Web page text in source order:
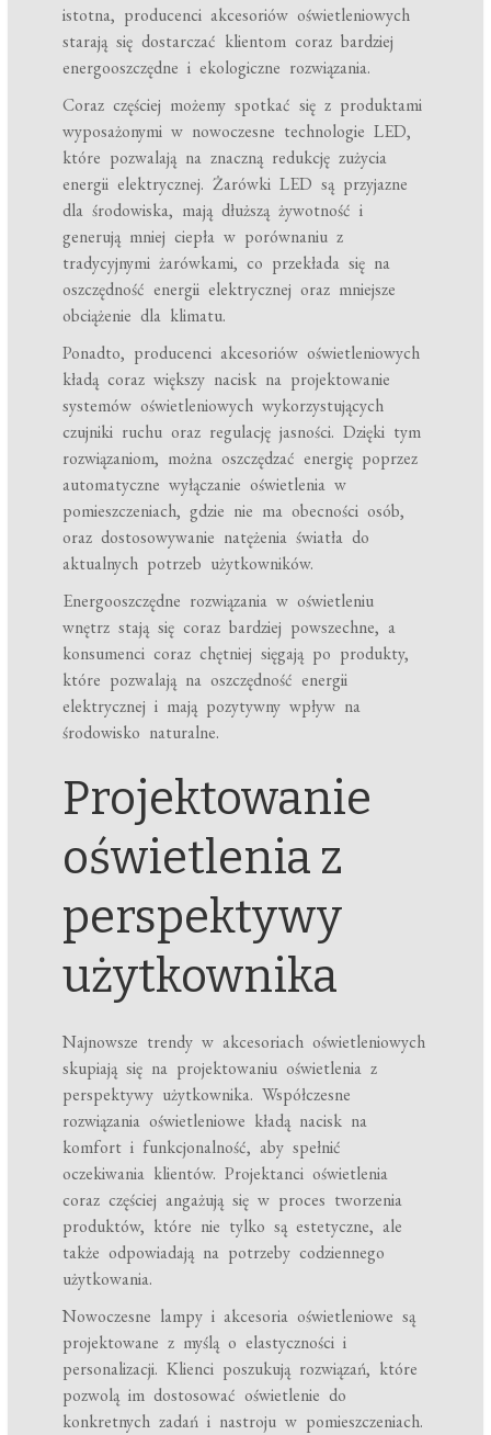
istotna, producenci akcesoriów oświetleniowych
starają się dostarczać klientom coraz bardziej
energooszczędne i ekologiczne rozwiązania.
Coraz częściej możemy spotkać się z produktami
wyposażonymi w nowoczesne technologie LED,
które pozwalają na znaczną redukcję zużycia
energii elektrycznej. Żarówki LED są przyjazne
dla środowiska, mają dłuższą żywotność i
generują mniej ciepła w porównaniu z
tradycyjnymi żarówkami, co przekłada się na
oszczędność energii elektrycznej oraz mniejsze
obciążenie dla klimatu.
Ponadto, producenci akcesoriów oświetleniowych
kładą coraz większy nacisk na projektowanie
systemów oświetleniowych wykorzystujących
czujniki ruchu oraz regulację jasności. Dzięki tym
rozwiązaniom, można oszczędzać energię poprzez
automatyczne wyłączanie oświetlenia w
pomieszczeniach, gdzie nie ma obecności osób,
oraz dostosowywanie natężenia światła do
aktualnych potrzeb użytkowników.
Energooszczędne rozwiązania w oświetleniu
wnętrz stają się coraz bardziej powszechne, a
konsumenci coraz chętniej sięgają po produkty,
które pozwalają na oszczędność energii
elektrycznej i mają pozytywny wpływ na
środowisko naturalne.
Projektowanie
oświetlenia z
perspektywy
użytkownika
Najnowsze trendy w akcesoriach oświetleniowych
skupiają się na projektowaniu oświetlenia z
perspektywy użytkownika. Współczesne
rozwiązania oświetleniowe kładą nacisk na
komfort i funkcjonalność, aby spełnić
oczekiwania klientów. Projektanci oświetlenia
coraz częściej angażują się w proces tworzenia
produktów, które nie tylko są estetyczne, ale
także odpowiadają na potrzeby codziennego
użytkowania.
Nowoczesne lampy i akcesoria oświetleniowe są
projektowane z myślą o elastyczności i
personalizacji. Klienci poszukują rozwiązań, które
pozwolą im dostosować oświetlenie do
konkretnych zadań i nastroju w pomieszczeniach.